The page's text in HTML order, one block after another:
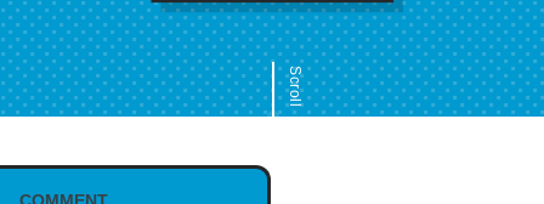
Scroll